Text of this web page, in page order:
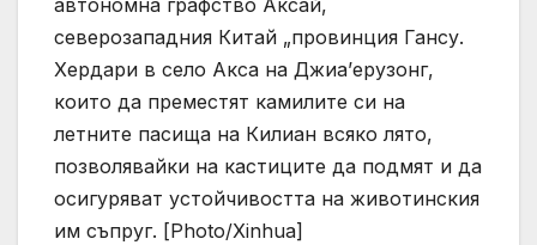
автономна графство Аксай,
северозападния Китай „провинция Гансу.
Хердари в село Акса на Джиа’ерузонг,
които да преместят камилите си на
летните пасища на Килиан всяко лято,
позволявайки на кастиците да подмят и да
осигуряват устойчивостта на животинския
им съпруг. [Photo/Xinhua]